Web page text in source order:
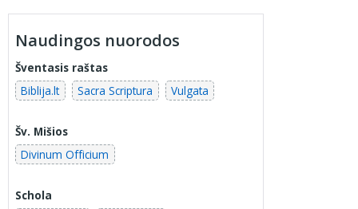
Naudingos nuorodos
Šventasis raštas
Biblija.lt
Sacra Scriptura Vulgata
Šv. Mišios
Divinum Officium
Schola